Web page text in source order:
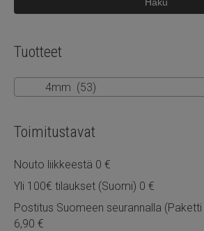
Tuotteet
4mm (53)
Toimitustavat
Nouto liikkeestä 0 €
Yli 100€ tilaukset (Suomi) 0 €
Postitus Suomeen seurannalla
6,90 €